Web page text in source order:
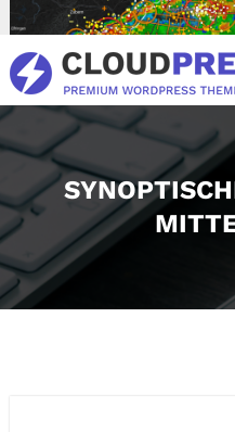
Inhalt
springen